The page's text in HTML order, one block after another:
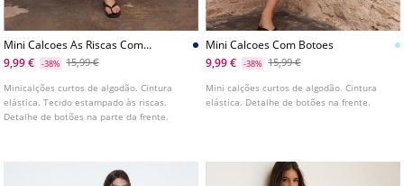
Mini Calcoes As Riscas Com
Botoes
9,99 € -38% 15,99 €
Minicalções curtos de algodão. Cintura
elástica. Tecido estampado às riscas.
Detalhe de botões na parte da frente.
Mini Calcoes Com Botoes
9,99 €
-38% 15,99 €
Mini calções curtos de algodão. Cintura
elástica. Detalhe de botões na frente.